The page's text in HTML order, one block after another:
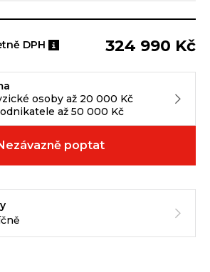
DPH 324 990 Kč
osoby až 20 000 Kč
až 50 000 Kč
poptat